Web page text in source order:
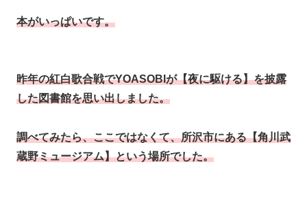
本がいっぱいです。
昨年の紅白歌合戦でYOASOBIが【夜に駆ける】を披露
した図書館を思い出しました。
調べてみたら、ここではなくて、所沢市にある【角川武
蔵野ミュージアム】という場所でした。